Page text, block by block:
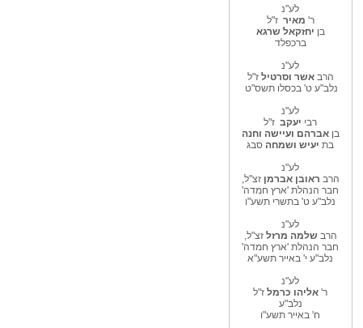
לע"נ
ר' מאיר ז"ל
בן יחזקאל שרגא
ברכפלד
לע"נ
הרבאשר וסרטיל ז"ל
נלב"ע ט' בכסלו תשס"ט
לע"נ
רבי יעקב ז"ל
בןאברהם ועיישה וחנה
בת יעיש ושמחה סבג
לע"נ
הרב ראובן אברמן זצ"ל,
חבר הנהלת 'ארץ חמדה'
נלב"ע ט' בתשרי תשע"ו
לע"נ
הרב שלמה מרזל זצ"ל,
חבר הנהלת 'ארץ חמדה'
נלב"ע י' באייר תשע"א
לע"נ
ר' אליהו כרמל ז"ל
נלב"ע
ח' באייר תשע"ו